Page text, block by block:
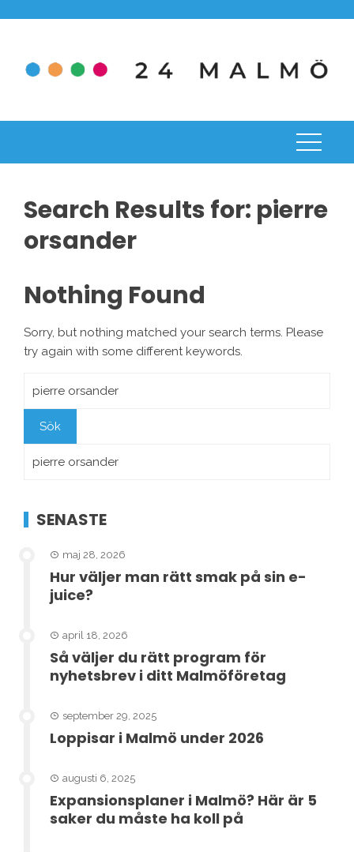
Search Results for: pierre
orsander
Nothing Found
Sorry, but nothing matched your search terms. Please
try again with some different keywords.
efter:
efter:
SENASTE
maj 28, 2026
Hur väljer man rätt smak på sin e-
juice?
april 18, 2026
Så väljer du rätt program för
nyhetsbrev i ditt Malmöföretag
september 29, 2025
Loppisar i Malmö under 2026
augusti 6, 2025
Expansionsplaner i Malmö? Här är 5
saker du måste ha koll på